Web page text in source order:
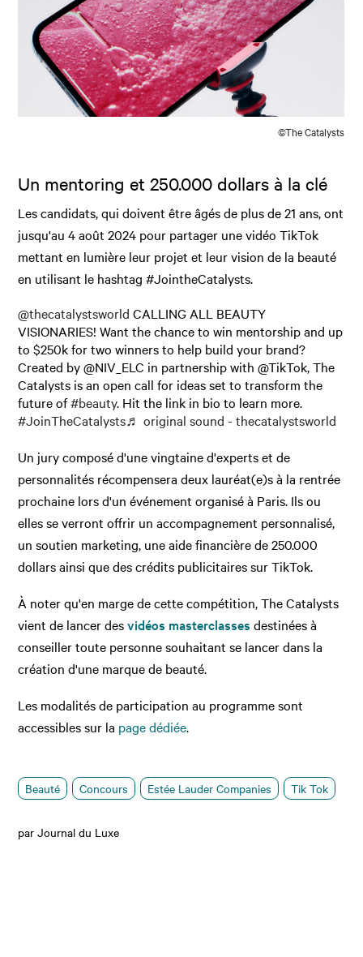
©The Catalysts
Un mentoring et 250.000 dollars à la clé
Les candidats, qui doivent être âgés de plus de 21 ans, ont
jusqu'au 4 août 2024 pour partager une vidéo TikTok
mettant en lumière leur projet et leur vision de la beauté
en utilisant le hashtag #JointheCatalysts.
@thecatalystsworld CALLING ALL BEAUTY
VISIONARIES! Want the chance to win mentorship and up
to $250k for two winners to help build your brand?
Created by @NIV_ELC in partnership with @TikTok, The
Catalysts is an open call for ideas set to transform the
future of#beauty. Hit the link in bio to learn more.
#JoinTheCatalysts♬ original sound - thecatalystsworld
Un jury composé d'une vingtaine d'experts et de
personnalités récompensera deux lauréat(e)s à la rentrée
prochaine lors d'un événement organisé à Paris. Ils ou
elles se verront offrir un accompagnement personnalisé,
un soutien marketing, une aide financière de 250.000
dollars ainsi que des crédits publicitaires sur TikTok.
À noter qu'en marge de cette compétition, The Catalysts
vient de lancer desvidéos masterclassesdestinées à
conseiller toute personne souhaitant se lancer dans la
création d'une marque de beauté.
Les modalités de participation au programme sont
accessibles sur la page dédiée.
Beauté Concours Estée Lauder Companies Tik Tok
par Journal du Luxe